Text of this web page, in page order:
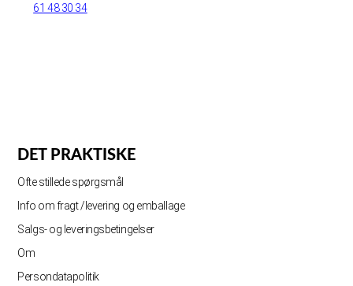
61 48 30 34
DET PRAKTISKE
Ofte stillede spørgsmål
Info om fragt /levering og emballage
Salgs- og leveringsbetingelser
Om
Persondatapolitik